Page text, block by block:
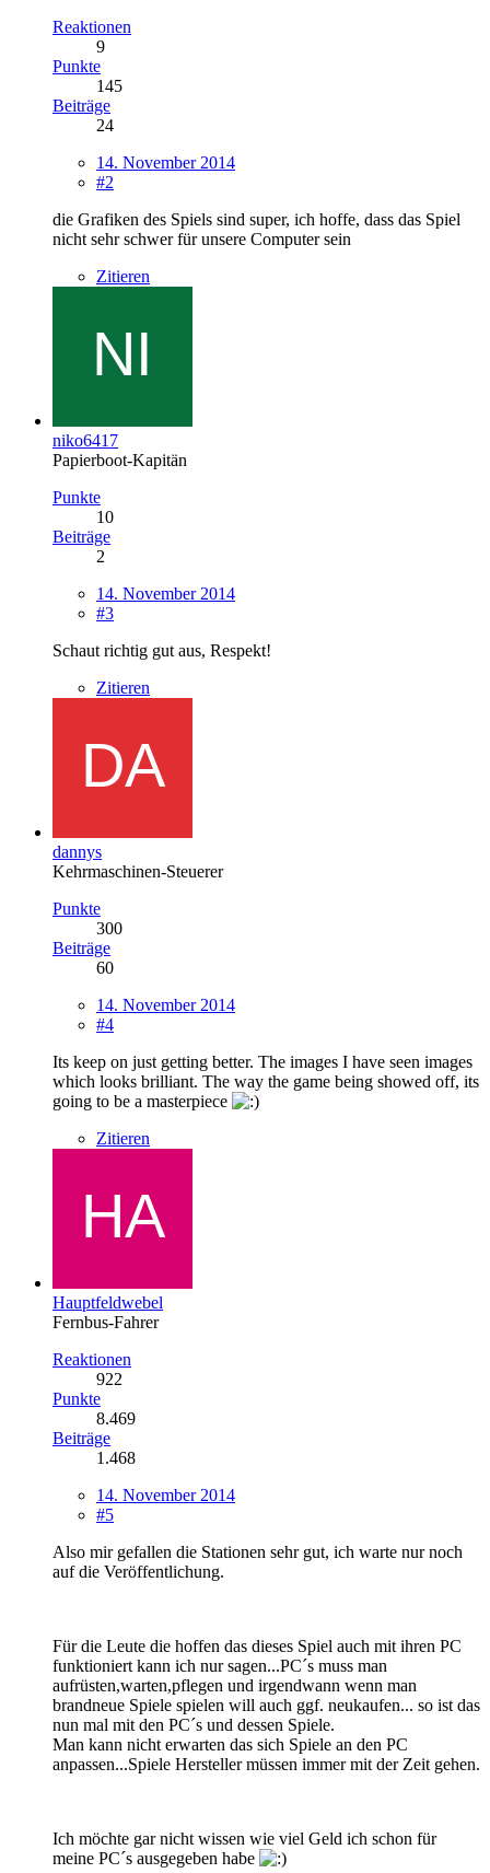
Reaktionen
9
Punkte
145
Beiträge
24
14. November 2014
#2
die Grafiken des Spiels sind super, ich hoffe, dass das Spiel
nicht sehr schwer für unsere Computer sein
Zitieren
niko6417
Papierboot-Kapitän
Punkte
10
Beiträge
2
14. November 2014
#3
Schaut richtig gut aus, Respekt!
Zitieren
dannys
Kehrmaschinen-Steuerer
Punkte
300
Beiträge
60
14. November 2014
#4
Its keep on just getting better. The images I have seen images
which looks brilliant. The way the game being showed off, its
going to be a masterpiece
Zitieren
Hauptfeldwebel
Fernbus-Fahrer
Reaktionen
922
Punkte
8.469
Beiträge
1.468
14. November 2014
#5
Also mir gefallen die Stationen sehr gut, ich warte nur noch
auf die Veröffentlichung.
Für die Leute die hoffen das dieses Spiel auch mit ihren PC
funktioniert kann ich nur sagen...PC´s muss man
aufrüsten,warten,pflegen und irgendwann wenn man
brandneue Spiele spielen will auch ggf. neukaufen... so ist das
nun mal mit den PC´s und dessen Spiele.
Man kann nicht erwarten das sich Spiele an den PC
anpassen...Spiele Hersteller müssen immer mit der Zeit gehen.
Ich möchte gar nicht wissen wie viel Geld ich schon für
meine PC´s ausgegeben habe